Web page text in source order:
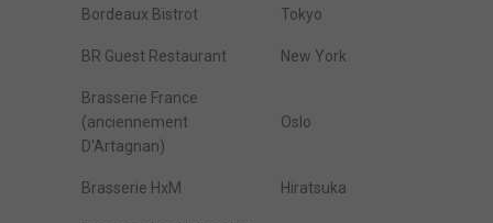
Bordeaux Bistrot Tokyo
BR Guest Restaurant New York
Brasserie France
(anciennement
D'Artagnan)
Oslo
Brasserie HxM Hiratsuka